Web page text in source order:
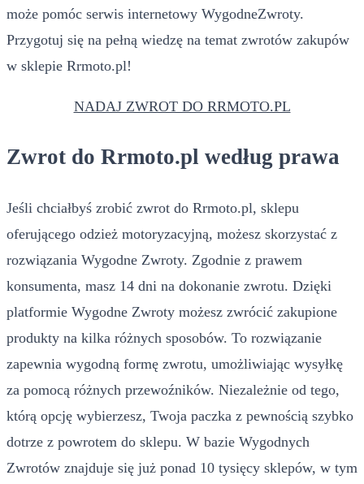
może pomóc serwis internetowy WygodneZwroty.
Przygotuj się na pełną wiedzę na temat zwrotów zakupów
w sklepie Rrmoto.pl!
NADAJ ZWROT DO RRMOTO.PL
Zwrot do Rrmoto.pl według prawa
Jeśli chciałbyś zrobić zwrot do Rrmoto.pl, sklepu
oferującego odzież motoryzacyjną, możesz skorzystać z
rozwiązania Wygodne Zwroty. Zgodnie z prawem
konsumenta, masz 14 dni na dokonanie zwrotu. Dzięki
platformie Wygodne Zwroty możesz zwrócić zakupione
produkty na kilka różnych sposobów. To rozwiązanie
zapewnia wygodną formę zwrotu, umożliwiając wysyłkę
za pomocą różnych przewoźników. Niezależnie od tego,
którą opcję wybierzesz, Twoja paczka z pewnością szybko
dotrze z powrotem do sklepu. W bazie Wygodnych
Zwrotów znajduje się już ponad 10 tysięcy sklepów, w tym